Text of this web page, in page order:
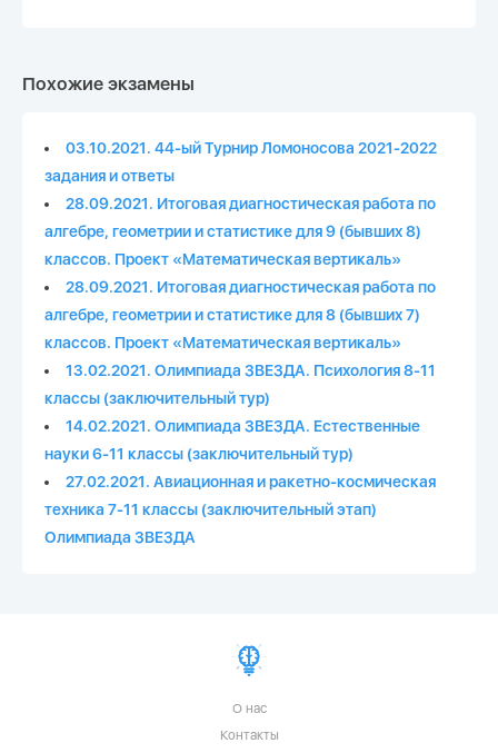
Похожие экзамены
03.10.2021. 44-ый Турнир Ломоносова 2021-2022
задания и ответы
28.09.2021. Итоговая диагностическая работа по
алгебре, геометрии и статистике для 9 (бывших 8)
классов. Проект «Математическая вертикаль»
28.09.2021. Итоговая диагностическая работа по
алгебре, геометрии и статистике для 8 (бывших 7)
классов. Проект «Математическая вертикаль»
13.02.2021. Олимпиада ЗВЕЗДА. Психология 8-11
классы (заключительный тур)
14.02.2021. Олимпиада ЗВЕЗДА. Естественные
науки 6-11 классы (заключительный тур)
27.02.2021. Авиационная и ракетно-космическая
техника 7-11 классы (заключительный этап)
Олимпиада ЗВЕЗДА
О нас
Контакты